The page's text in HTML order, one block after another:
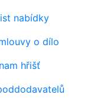
nabídky
o dílo
hřišť